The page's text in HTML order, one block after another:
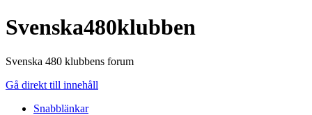
Svenska480klubben
Svenska 480 klubbens forum
Gå direkt till innehåll
Snabblänkar